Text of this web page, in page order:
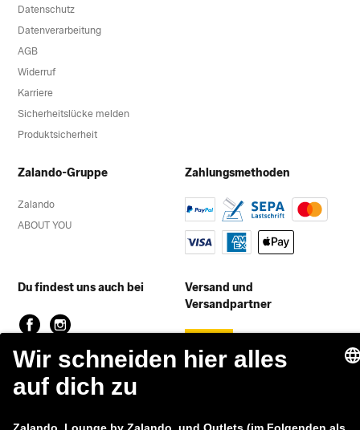
Datenschutz
Datenverarbeitung
AGB
Widerruf
Karriere
Sicherheitslücke melden
Produktsicherheit
Zalando-Gruppe
Zalando
ABOUT YOU
Zahlungsmethoden
Du findest uns auch bei
Versand und
Versandpartner